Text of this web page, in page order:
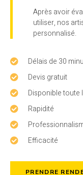
Après avoir
utiliser, nos
personnalisé.
Délais de 30
Devis gratuit
Disponible toute
Rapidité
Efficacité
PRENDRE